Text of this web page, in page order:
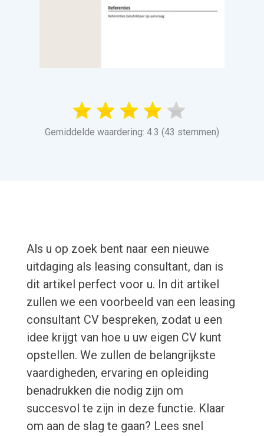
Gemiddelde waardering: 4.3 (43 stemmen)
Als u op zoek bent naar een nieuwe
uitdaging als leasing consultant, dan is
dit artikel perfect voor u. In dit artikel
zullen we een voorbeeld van een leasing
consultant CV bespreken, zodat u een
idee krijgt van hoe u uw eigen CV kunt
opstellen. We zullen de belangrijkste
vaardigheden, ervaring en opleiding
benadrukken die nodig zijn om
succesvol te zijn in deze functie. Klaar
om aan de slag te gaan? Lees snel